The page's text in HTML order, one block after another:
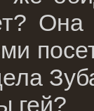
Она
гей?